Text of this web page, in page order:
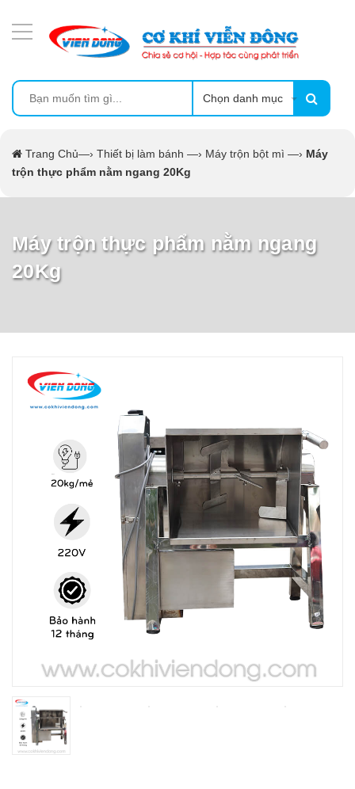
Chọn danh mục
Trang Chủ—› Thiết bị làm bánh —› Máy trộn bột mì —› Máy
trộn thực phẩm nằm ngang 20Kg
Máy trộn thực phẩm nằm ngang
20Kg
MÁY SẤY THỰC PHẨM CÔNG NGHIỆP
MÁY ÉP MÍA TẠO BỌT
CẨM NANG
MÁY CHẾ BIẾN THỰC PHẨM
MÁY CHẾ BIẾN NÔNG SẢN
THIẾT BỊ LÀM ĐỒ ĂN NHANH
THIẾT BỊ LÀM BÁNH
MÁY ĐÓNG GÓI THỰC PHẨM
UNCATEGORIZED